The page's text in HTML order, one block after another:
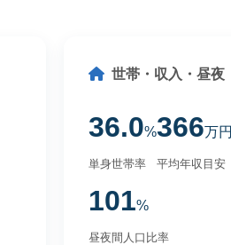
世帯・収入・昼夜
36.0%
単身世帯率
366万円
平均年収目安
101%
昼夜間人口比率